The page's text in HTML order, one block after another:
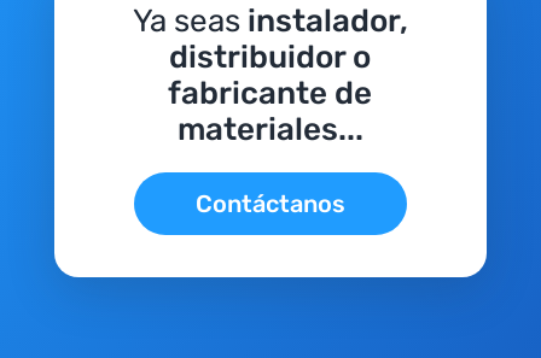
Ya seas instalador,
distribuidor o
fabricante de
materiales...
Contáctanos